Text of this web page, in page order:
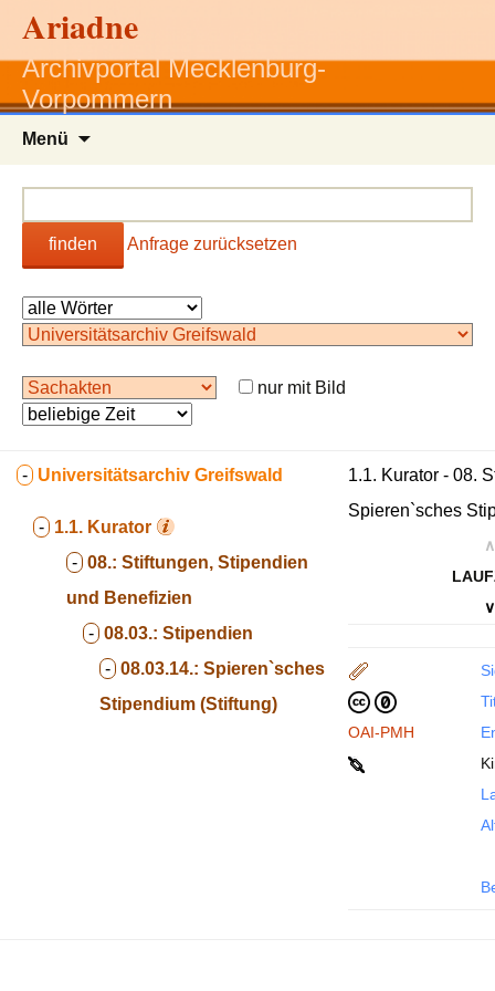
Ariadne
Archivportal Mecklenburg-
Vorpommern
Menü
finden Anfrage zurücksetzen
nur mit Bild
- Universitätsarchiv Greifswald
- 1.1. Kurator
- 08.: Stiftungen, Stipendien
und Benefizien
- 08.03.: Stipendien
- 08.03.14.: Spieren`sches
Stipendium (Stiftung)
1.1. Kurator - 08.
Spieren`sches
∧
∨
OAI-PMH